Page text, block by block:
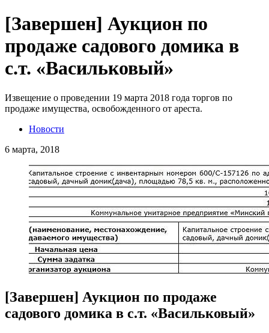
[Завершен] Аукцион по
продаже садового домика в
с.т. «Васильковый»
Извещение о проведении 19 марта 2018 года торгов по
продаже имущества, освобожденного от ареста.
Новости
6 марта, 2018
[Завершен] Аукцион по продаже
садового домика в с.т. «Васильковый»